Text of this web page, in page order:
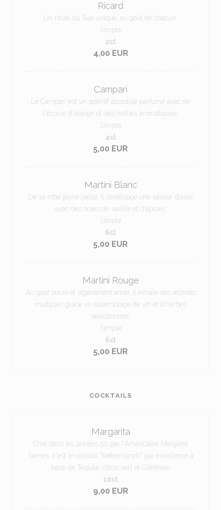
Ricard
Un rituel du Sud unique, au goût de chacun.
Simple
4,00 EUR
2cl
Campari
Le Campari est un apéritif alcoolisé parfumé avec de
l'écorce d'orange et des herbes aromatiques.
Simple
5,00 EUR
4cl
Martini Blanc
De sa robe jaune paille, il développe une saveur douce
avec des notes de vanille et d'épices.
Simple
5,00 EUR
6cl
Martini Rouge
Au goût sucré et légèrement amer, il exhale des arômes
multiples grâce un assemblage de vin et d'herbes
sélectionnés.
Simple
5,00 EUR
6cl
COCKTAILS
Margarita
Crée dans les années 50 par l'Américaine Margaret
Sames, c'est le cocktail "before lunch" par excellence à
base de Tequila, citron vert et Cointreau
9,00 EUR
10cl